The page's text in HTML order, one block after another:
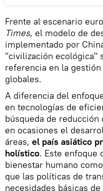
Frente al escenario
Times, el modelo de
implementado por
"civilización ecológica"
referencia en la
globales.
A diferencia del
en tecnologías de
búsqueda de
en ocasiones el
áreas, el país asiático
holístico. Este enfoque
bienestar humano
que las políticas de
necesidades básicas